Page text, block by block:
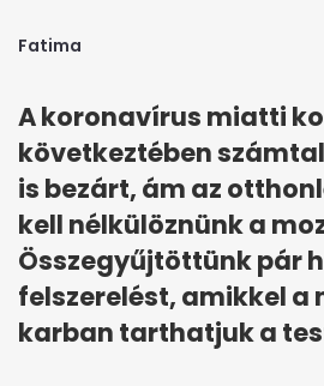
Fatima
A koronavírus miatti
következtében
is bezárt, ám az
kell nélkülöznünk a
Összegyűjtöttünk pár
felszerelést, amikkel a
karban tarthatjuk a